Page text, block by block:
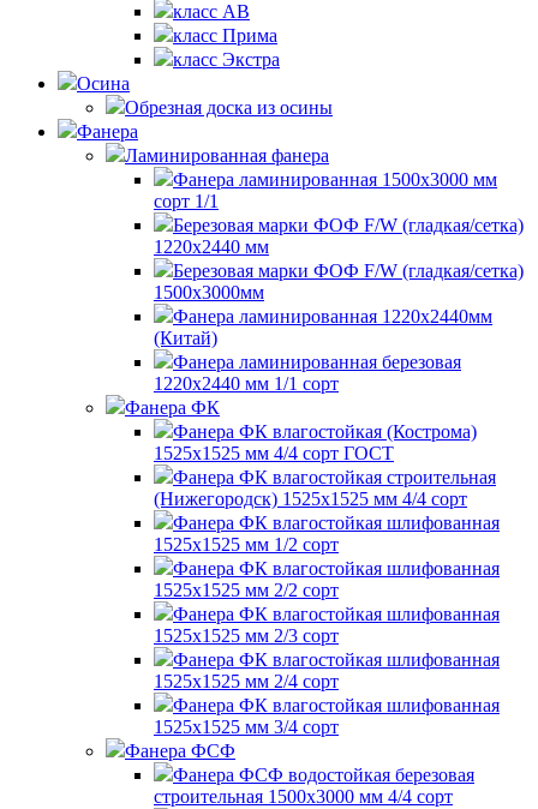
класс AB
класс Прима
класс Экстра
Осина
Обрезная доска из осины
Фанера
Ламинированная фанера
Фанера ламинированная 1500x3000 мм
сорт 1/1
Березовая марки ФОФ F/W (гладкая/сетка)
1220х2440 мм
Березовая марки ФОФ F/W (гладкая/сетка)
1500х3000мм
Фанера ламинированная 1220х2440мм
(Китай)
Фанера ламинированная березовая
1220х2440 мм 1/1 сорт
Фанера ФК
Фанера ФК влагостойкая (Кострома)
1525х1525 мм 4/4 сорт ГОСТ
Фанера ФК влагостойкая строительная
(Нижегородск) 1525х1525 мм 4/4 сорт
Фанера ФК влагостойкая шлифованная
1525х1525 мм 1/2 сорт
Фанера ФК влагостойкая шлифованная
1525х1525 мм 2/2 сорт
Фанера ФК влагостойкая шлифованная
1525х1525 мм 2/3 сорт
Фанера ФК влагостойкая шлифованная
1525х1525 мм 2/4 сорт
Фанера ФК влагостойкая шлифованная
1525х1525 мм 3/4 сорт
Фанера ФСФ
Фанера ФСФ водостойкая березовая
строительная 1500х3000 мм 4/4 сорт